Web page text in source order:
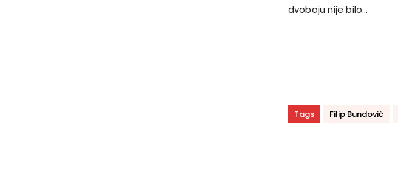
dvoboju nije bilo…
Tags Filip Bundović